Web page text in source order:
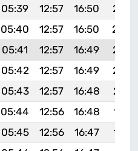
05:39 12:57 16:50
05:40 12:57 16:50
05:41 12:57 16:49
05:42 12:57 16:49
05:43 12:57 16:48
05:44 12:56 16:48
05:45 12:56 16:47